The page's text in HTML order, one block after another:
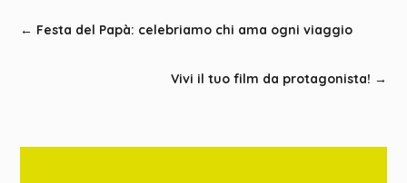
← Festa del Papà: celebriamo chi ama ogni viaggio
Vivi il tuo film da protagonista! →